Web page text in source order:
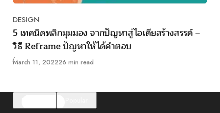
Category
DESIGN
5 เทคนิคพลิกมุมมอง จากปัญหาสู่ไอเดียสร้างสรรค์ –
วิธี Reframe ปัญหาให้ได้คำตอบ
Published
March 11, 202226 min read